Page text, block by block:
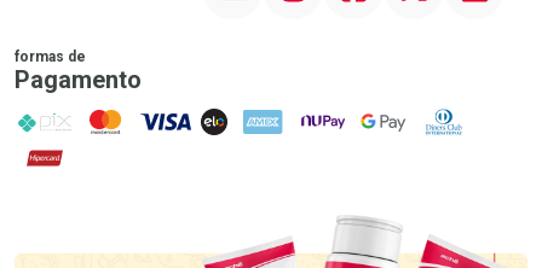
formas de
Pagamento
PIX MasterCard
VISA ELO AMEX NuPay Google PayDiners Club
Hipercard
Promoção em Destaque